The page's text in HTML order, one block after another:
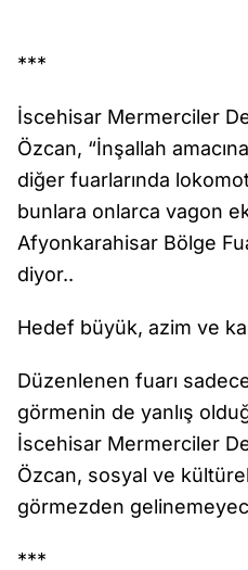
***
İscehisar Mermerciler
Özcan, “İnşallah
diğer fuarlarında
bunlara onlarca vagon
Afyonkarahisar Bölge
diyor..
Hedef büyük, azim ve
Düzenlenen fuarı
görmenin de yanlış
İscehisar Mermerciler
Özcan, sosyal ve kültürel
görmezden
***